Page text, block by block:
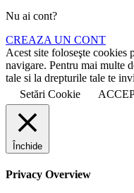
Nu ai cont?
CREAZA UN CONT
Acest site foloseşte cookies
navigare. Pentru mai multe
tale si la drepturile tale te
Setări Cookie
Închide
Privacy Overview